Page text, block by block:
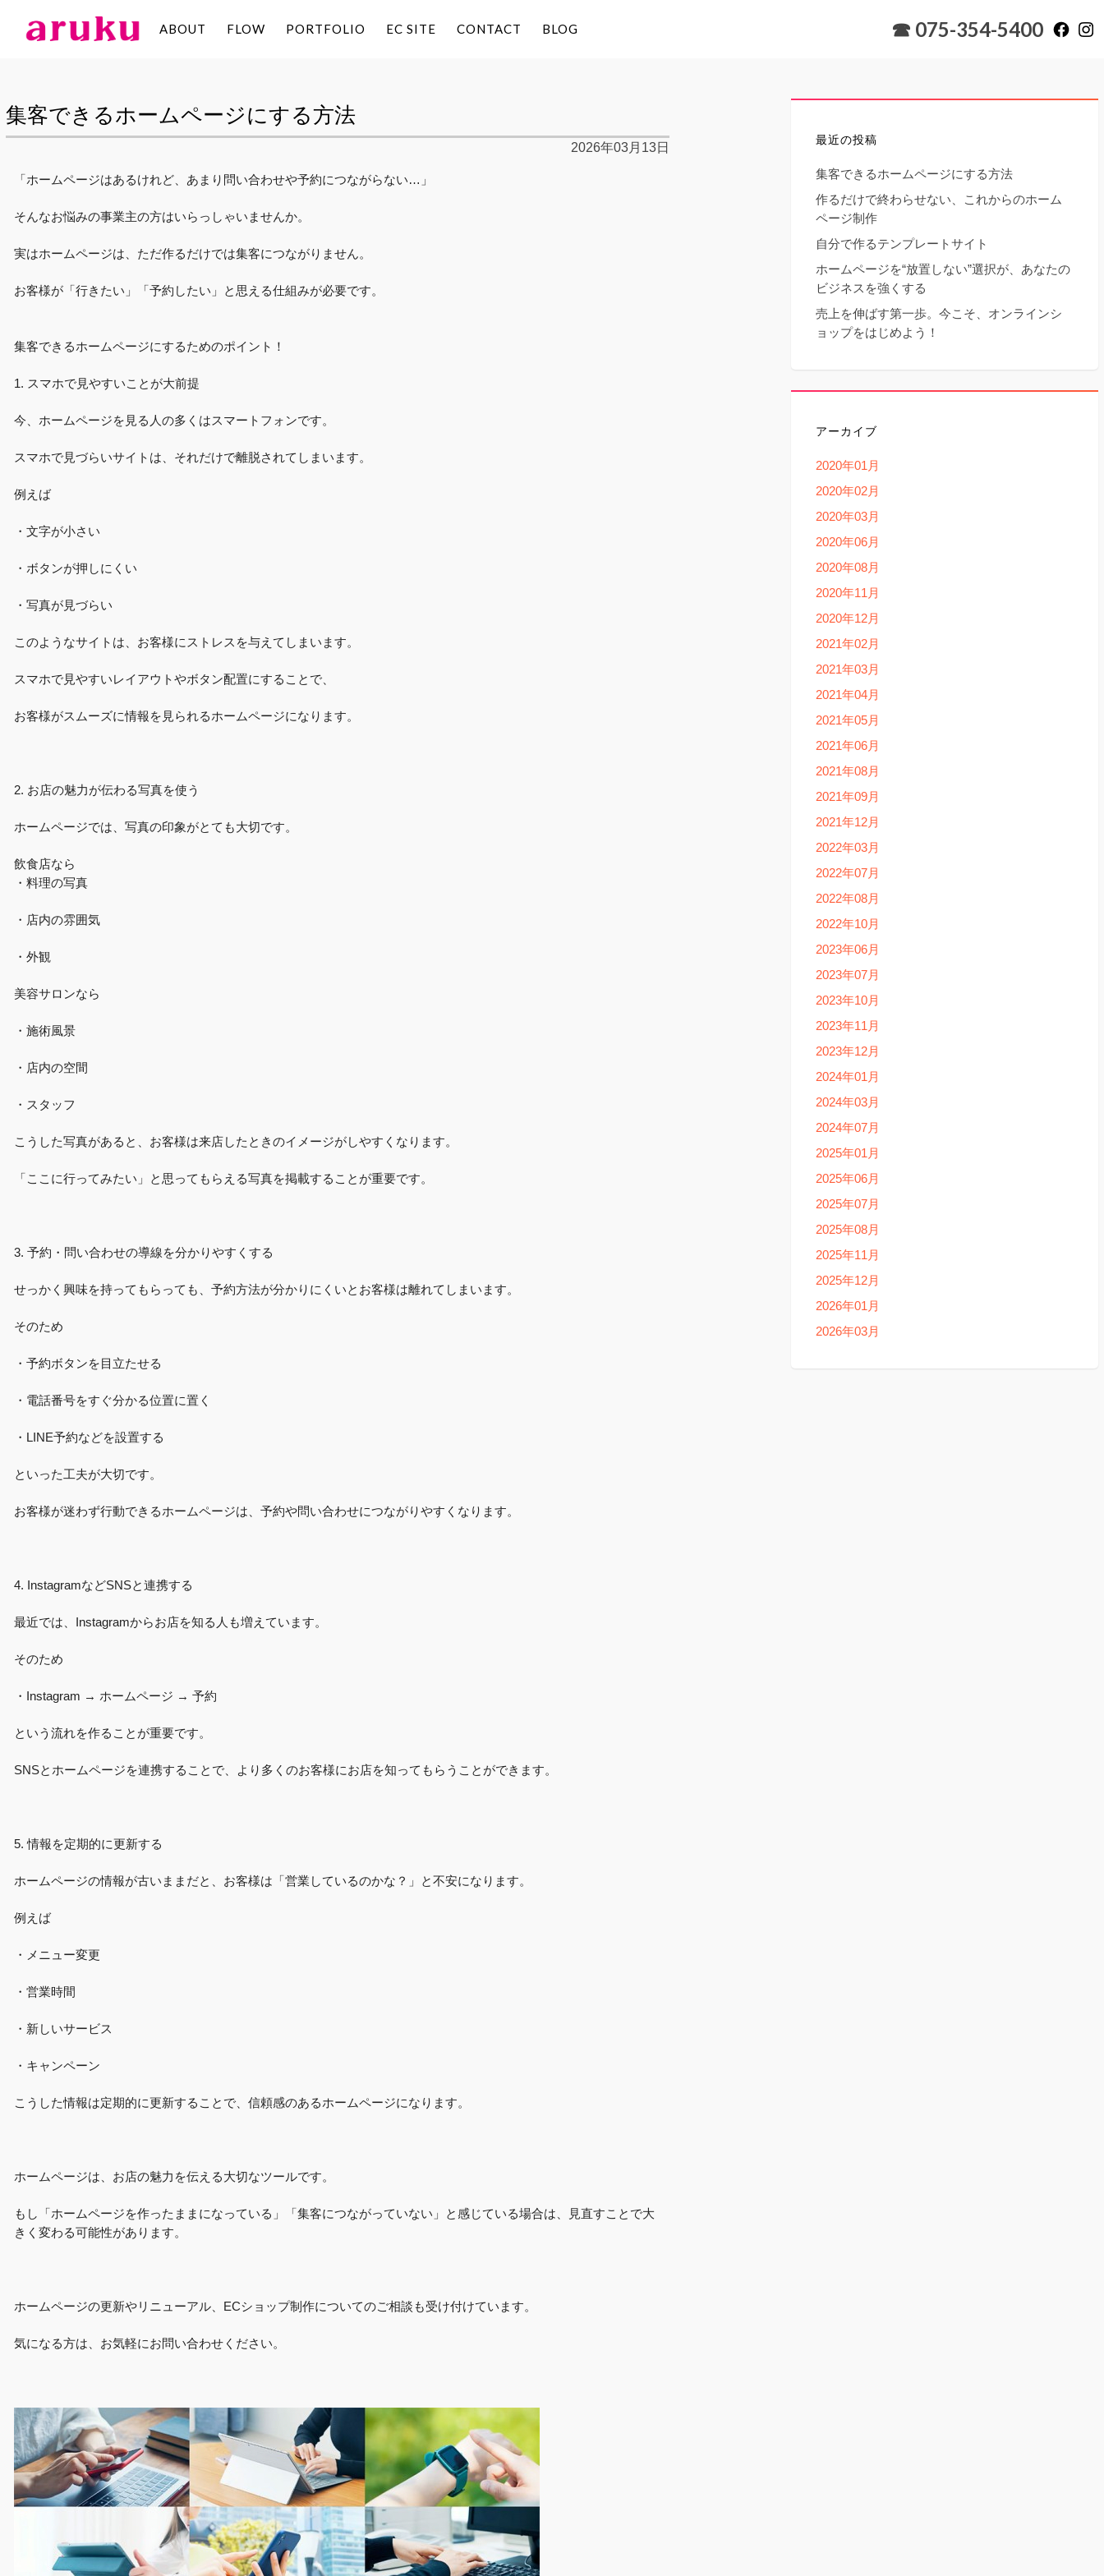
ABOUT FLOW PORTFOLIO EC SITE CONTACT BLOG ☎ 075-354-5400
集客できるホームページにする方法
2026年03月13日
「ホームページはあるけれど、あまり問い合わせや予約につながらない…」
そんなお悩みの事業主の方はいらっしゃいませんか。
実はホームページは、ただ作るだけでは集客につながりません。
お客様が「行きたい」「予約したい」と思える仕組みが必要です。
集客できるホームページにするためのポイント！
1. スマホで見やすいことが大前提
今、ホームページを見る人の多くはスマートフォンです。
スマホで見づらいサイトは、それだけで離脱されてしまいます。
例えば
・文字が小さい
・ボタンが押しにくい
・写真が見づらい
このようなサイトは、お客様にストレスを与えてしまいます。
スマホで見やすいレイアウトやボタン配置にすることで、
お客様がスムーズに情報を見られるホームページになります。
2. お店の魅力が伝わる写真を使う
ホームページでは、写真の印象がとても大切です。
飲食店なら
・料理の写真
・店内の雰囲気
・外観
美容サロンなら
・施術風景
・店内の空間
・スタッフ
こうした写真があると、お客様は来店したときのイメージがしやすくなります。
「ここに行ってみたい」と思ってもらえる写真を掲載することが重要です。
3. 予約・問い合わせの導線を分かりやすくする
せっかく興味を持ってもらっても、予約方法が分かりにくいとお客様は離れてしまいます。
そのため
・予約ボタンを目立たせる
・電話番号をすぐ分かる位置に置く
・LINE予約などを設置する
といった工夫が大切です。
お客様が迷わず行動できるホームページは、予約や問い合わせにつながりやすくなります。
4. InstagramなどSNSと連携する
最近では、Instagramからお店を知る人も増えています。
そのため
・Instagram → ホームページ → 予約
という流れを作ることが重要です。
SNSとホームページを連携することで、より多くのお客様にお店を知ってもらうことができます。
5. 情報を定期的に更新する
ホームページの情報が古いままだと、お客様は「営業しているのかな？」と不安になります。
例えば
・メニュー変更
・営業時間
・新しいサービス
・キャンペーン
こうした情報は定期的に更新することで、信頼感のあるホームページになります。
ホームページは、お店の魅力を伝える大切なツールです。
もし「ホームページを作ったままになっている」「集客につながっていない」と感じている場合は、見直すことで大
きく変わる可能性があります。
ホームページの更新やリニューアル、ECショップ制作についてのご相談も受け付けています。
気になる方は、お気軽にお問い合わせください。
最近の投稿
集客できるホームページにする方法
作るだけで終わらせない、これからのホーム
ページ制作
自分で作るテンプレートサイト
ホームページを“放置しない”選択が、あなたの
ビジネスを強くする
売上を伸ばす第一歩。今こそ、オンラインシ
ョップをはじめよう！
アーカイブ
2020年01月
2020年02月
2020年03月
2020年06月
2020年08月
2020年11月
2020年12月
2021年02月
2021年03月
2021年04月
2021年05月
2021年06月
2021年08月
2021年09月
2021年12月
2022年03月
2022年07月
2022年08月
2022年10月
2023年06月
2023年07月
2023年10月
2023年11月
2023年12月
2024年01月
2024年03月
2024年07月
2025年01月
2025年06月
2025年07月
2025年08月
2025年11月
2025年12月
2026年01月
2026年03月